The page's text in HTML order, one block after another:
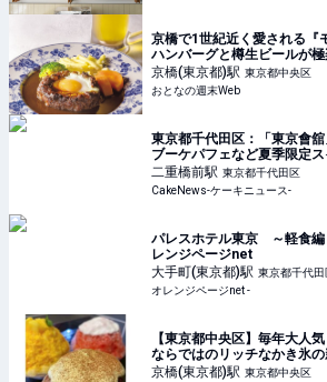
京橋で1世紀近く愛される『
ハンバーグと樽生ビールが
京橋(東京都)駅 東京都中央区
おとなの週末Web
東京都千代田区：「東京會
ブーケパフェなど夏季限定
販売
二重橋前駅 東京都千代田区
CakeNews-ケーキニュース-
パレスホテル東京 ～軽食編
レンジページnet
大手町(東京都)駅 東京都千代田
オレンジページnet -
【東京都中央区】毎年大人
ならではのリッチなかき氷
京橋(東京都)駅 東京都中央区